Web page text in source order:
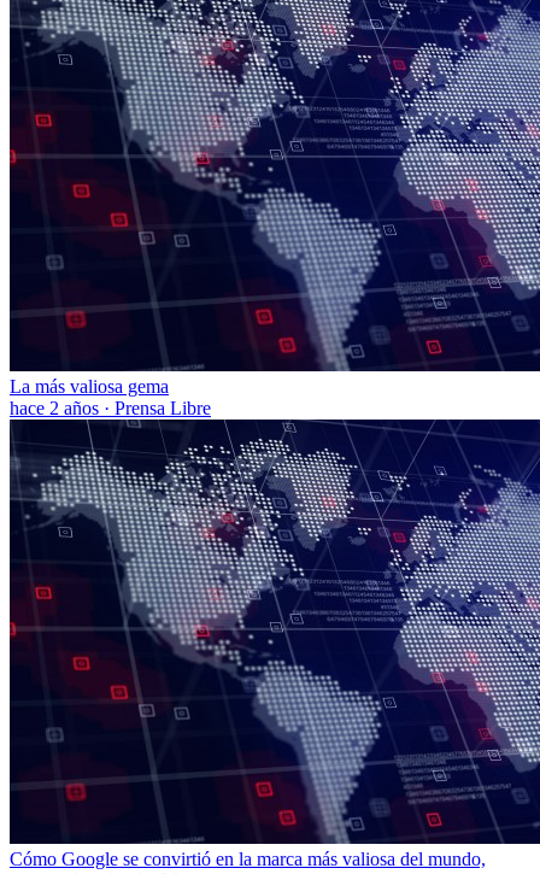
La más valiosa gema
hace 2 años · Prensa Libre
Cómo Google se convirtió en la marca más valiosa del mundo,